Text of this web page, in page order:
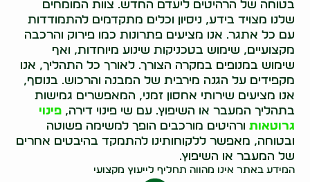
בטוחה של הרהיטים ליעדם החדש. צוות המומחים
שלנו מצויד בידע, ניסיון וכלים מתקדמים להתמודדות
עם כל אתגר. אנו מציעים פתרונות כמו פירוק והרכבה
מקצועיים, שימוש בטכניקות שינוע מיוחדות, ואף
שימוש במנופים במקרה הצורך. לאורך כל התהליך, אנו
מקפידים על הגנה מירבית של המבנה והרכוש. בנוסף,
אנו מציעים שירותי אחסון זמני, המאפשרים גמישות
בתהליך המעבר או השיפוץ. עם שי פינוי דירה,פינוי
גרוטאות ורהיטים מורכבים הופך למשימה פשוטה
ובטוחה, מאפשר ללקוחותינו להתמקד בהיבטים אחרים
של המעבר או השיפוץ.
המידע באתר אינו מהווה תחליף לייעוץ מקצועי